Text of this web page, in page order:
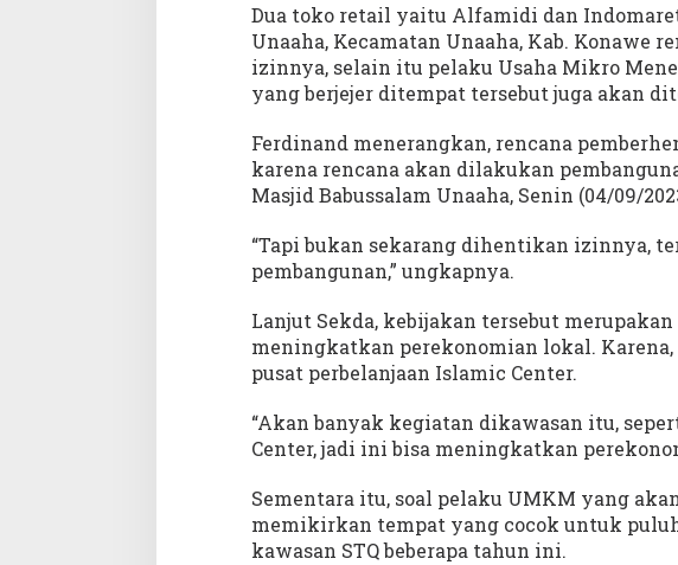
r
t
i
b
a
n
Dua toko retail yaitu Alfamidi dan
Unaaha, Kecamatan Unaaha, Kab. Konawe
izinnya, selain itu pelaku Usaha Mikro
yang berjejer ditempat tersebut juga akan
Ferdinand menerangkan, rencana
karena rencana akan dilakukan
Masjid Babussalam Unaaha, Senin (04/09/
“Tapi bukan sekarang dihentikan izinnya,
pembangunan,” ungkapnya.
Lanjut Sekda, kebijakan tersebut
meningkatkan perekonomian lokal.
pusat perbelanjaan Islamic Center.
“Akan banyak kegiatan dikawasan itu,
Center, jadi ini bisa meningkatkan
Sementara itu, soal pelaku UMKM yang
memikirkan tempat yang cocok untuk
kawasan STQ beberapa tahun ini.